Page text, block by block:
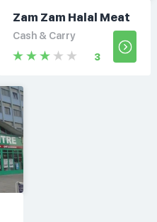
Zam Zam Halal Meat
Cash & Carry
3